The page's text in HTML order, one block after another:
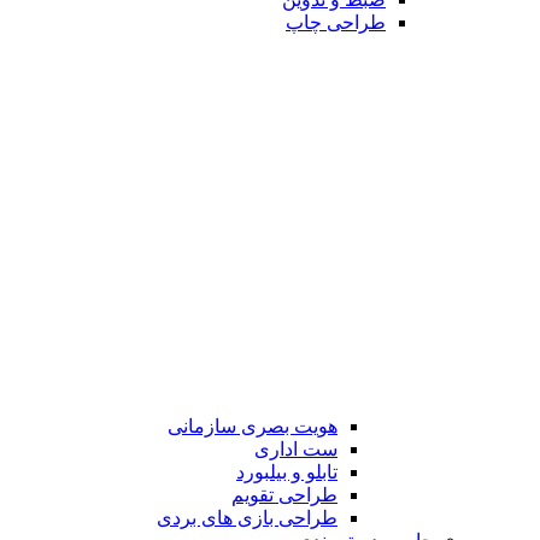
طراحی چاپ
هویت بصری سازمانی
ست اداری
تابلو و بیلبورد
طراحی تقویم
طراحی بازی های بردی